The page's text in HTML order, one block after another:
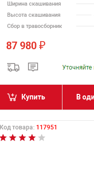
Ширина скашивания
Высота скашивания
Сбор в травосборник
87 980 ₽
Купить В
Код товара: 117951